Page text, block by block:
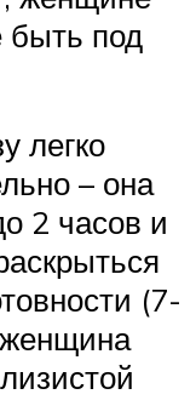
быть под
легко
– она
2 часов и
(7-